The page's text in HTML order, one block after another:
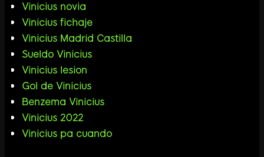
Vinicius novia
Vinicius fichaje
Vinicius Madrid Castilla
Sueldo Vinicius
Vinicius lesion
Gol de Vinicius
Benzema Vinicius
Vinicius 2022
Vinicius pa cuando